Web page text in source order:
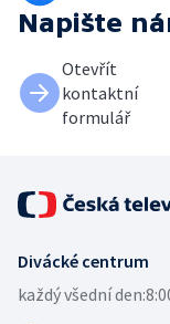
Napište
Otevřít
kontaktní
formulář
Divácké centrum
každý všední den: